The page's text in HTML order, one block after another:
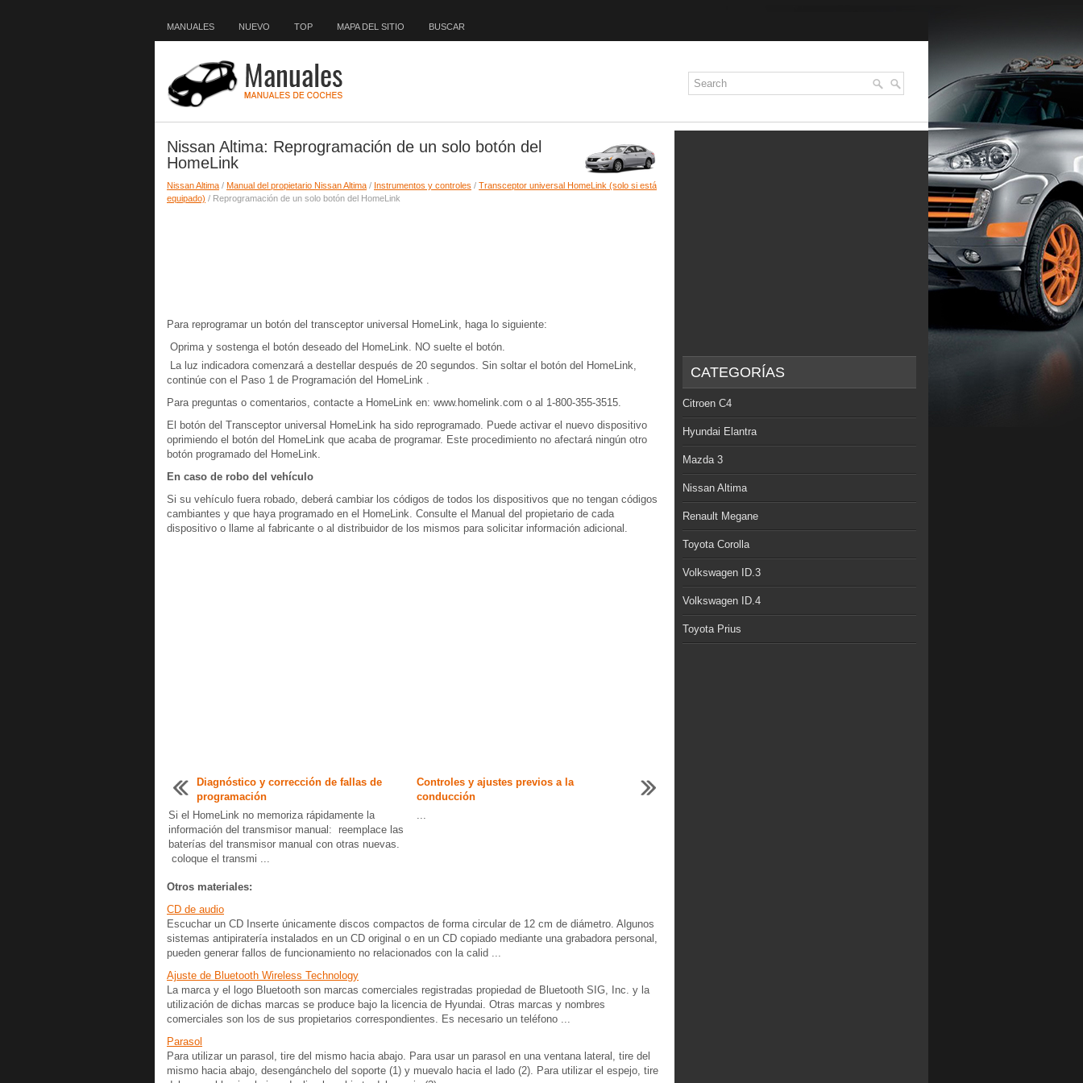
MANUALES NUEVO TOP MAPA DEL SITIO BUSCAR
Nissan Altima: Reprogramación de un solo botón del
HomeLink
Nissan Altima / Manual del propietario Nissan Altima / Instrumentos y controles / Transceptor universal HomeLink (solo si está
equipado) / Reprogramación de un solo botón del HomeLink
Para reprogramar un botón del transceptor universal HomeLink, haga lo siguiente:
Oprima y sostenga el botón deseado del HomeLink. NO suelte el botón.
La luz indicadora comenzará a destellar después de 20 segundos. Sin soltar el botón del HomeLink,
continúe con el Paso 1 de Programación del HomeLink .
Para preguntas o comentarios, contacte a HomeLink en: www.homelink.com o al 1-800-355-3515.
El botón del Transceptor universal HomeLink ha sido reprogramado. Puede activar el nuevo dispositivo
oprimiendo el botón del HomeLink que acaba de programar. Este procedimiento no afectará ningún otro
botón programado del HomeLink.
En caso de robo del vehículo
Si su vehículo fuera robado, deberá cambiar los códigos de todos los dispositivos que no tengan códigos
cambiantes y que haya programado en el HomeLink. Consulte el Manual del propietario de cada
dispositivo o llame al fabricante o al distribuidor de los mismos para solicitar información adicional.
Diagnóstico y corrección de fallas de
programación
Si el HomeLink no memoriza rápidamente la
información del transmisor manual: reemplace las
baterías del transmisor manual con otras nuevas.
coloque el transmi ...
Controles y ajustes previos a la
conducción
...
Otros materiales:
CD de audio
Escuchar un CD Inserte únicamente discos compactos de forma circular de 12 cm de diámetro. Algunos
sistemas antipiratería instalados en un CD original o en un CD copiado mediante una grabadora personal,
pueden generar fallos de funcionamiento no relacionados con la calid ...
Ajuste de Bluetooth Wireless Technology
La marca y el logo Bluetooth son marcas comerciales registradas propiedad de Bluetooth SIG, Inc. y la
utilización de dichas marcas se produce bajo la licencia de Hyundai. Otras marcas y nombres
comerciales son los de sus propietarios correspondientes. Es necesario un teléfono ...
Parasol
Para utilizar un parasol, tire del mismo hacia abajo. Para usar un parasol en una ventana lateral, tire del
mismo hacia abajo, desengánchelo del soporte (1) y muevalo hacia el lado (2). Para utilizar el espejo, tire
CATEGORÍAS
Citroen C4
Hyundai Elantra
Mazda 3
Nissan Altima
Renault Megane
Toyota Corolla
Volkswagen ID.3
Volkswagen ID.4
Toyota Prius